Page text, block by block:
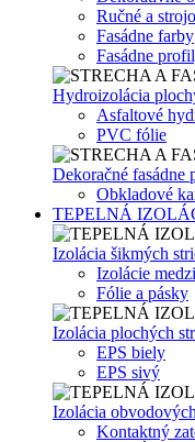
Ručné a
Fasádne farby
Fasádne
Hydroizolácia
Asfaltové
PVC fólie
Dekoračné fasádne
Obkladové
TEPELNÁ
Izolácia šikmých
Izolácie
Fólie a pásky
Izolácia plochých
EPS biely
EPS sivý
Izolácia
Kontaktný